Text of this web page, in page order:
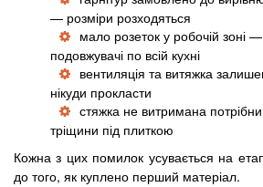
— розміри розходяться
мало розеток у робочій зоні —
подовжувачі по всій кухні
вентиляція та витяжка
нікуди прокласти
стяжка не витримана
тріщини під плиткою
Кожна з цих помилок усувається на
до того, як куплено перший матеріал.